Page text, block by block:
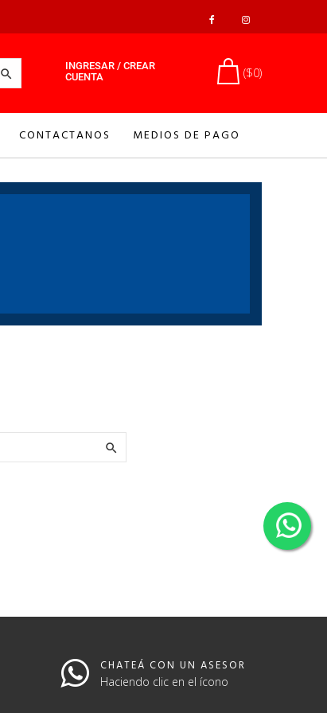
 ($0)
INGRESAR / CREAR
CUENTA
CONTACTANOS MEDIOS DE PAGO

CHATEÁ CON UN ASESOR
Haciendo clic en el ícono